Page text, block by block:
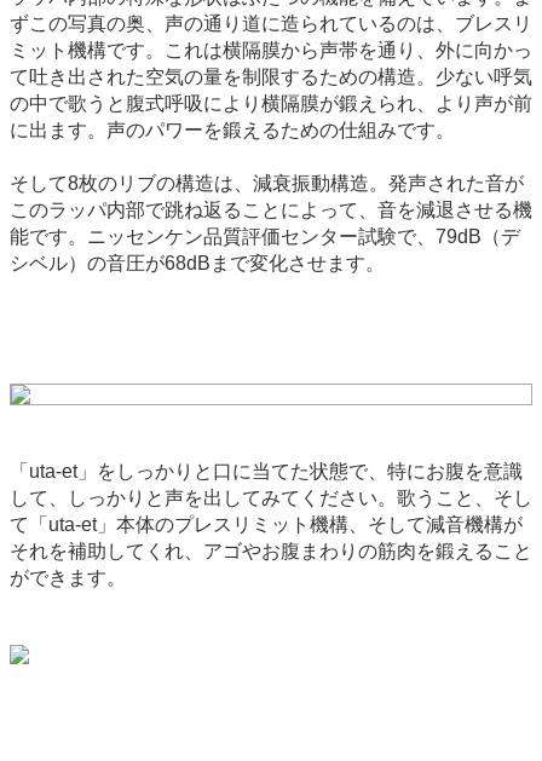
ずこの写真の奥、声の通り道に造られているのは、ブレスリ
ミット機構です。これは横隔膜から声帯を通り、外に向かっ
て吐き出された空気の量を制限するための構造。少ない呼気
の中で歌うと腹式呼吸により横隔膜が鍛えられ、より声が前
に出ます。声のパワーを鍛えるための仕組みです。
そして8枚のリブの構造は、減衰振動構造。発声された音が
このラッパ内部で跳ね返ることによって、音を減退させる機
能です。ニッセンケン品質評価センター試験で、79dB（デ
シベル）の音圧が68dBまで変化させます。
「uta-et」をしっかりと口に当てた状態で、特にお腹を意識
して、しっかりと声を出してみてください。歌うこと、そし
て「uta-et」本体のプレスリミット機構、そして減音機構が
それを補助してくれ、アゴやお腹まわりの筋肉を鍛えること
ができます。